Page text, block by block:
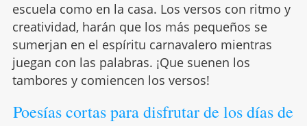
escuela como en la casa. Los versos con ritmo y
creatividad, harán que los más pequeños se
sumerjan en el espíritu carnavalero mientras
juegan con las palabras. ¡Que suenen los
tambores y comiencen los versos!
Poesías cortas para disfrutar de los días de